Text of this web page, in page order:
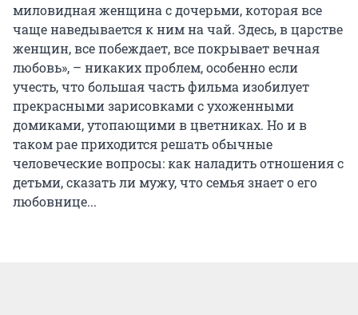
миловидная женщина с дочерьми, которая все
чаще наведывается к ним на чай. Здесь, в царстве
женщин, все побеждает, все покрывает вечная
любовь», – никаких проблем, особенно если
учесть, что большая часть фильма изобилует
прекрасными зарисовками с ухоженными
домиками, утопающими в цветниках. Но и в
таком рае приходится решать обычные
человеческие вопросы: как наладить отношения с
детьми, сказать ли мужу, что семья знает о его
любовнице...